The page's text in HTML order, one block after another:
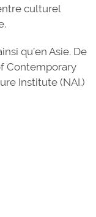
culturel
qu’en Asie. De
Contemporary
Institute (NAI.)